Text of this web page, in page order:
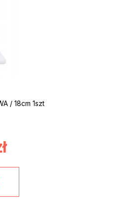
/ 18cm 1szt